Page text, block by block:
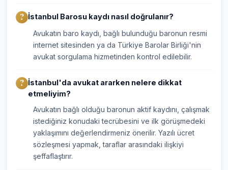
İstanbul Barosu kaydı nasıl doğrulanır?
Avukatın baro kaydı, bağlı bulunduğu baronun resmi
internet sitesinden ya da Türkiye Barolar Birliği'nin
avukat sorgulama hizmetinden kontrol edilebilir.
İstanbul'da avukat ararken nelere dikkat
etmeliyim?
Avukatın bağlı olduğu baronun aktif kaydını, çalışmak
istediğiniz konudaki tecrübesini ve ilk görüşmedeki
yaklaşımını değerlendirmeniz önerilir. Yazılı ücret
sözleşmesi yapmak, taraflar arasındaki ilişkiyi
şeffaflaştırır.